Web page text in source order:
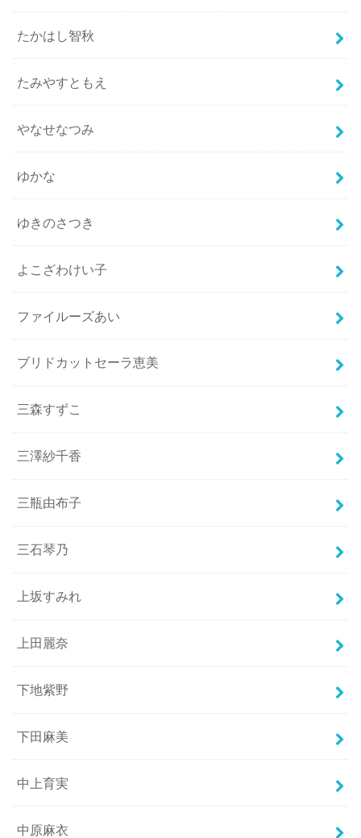
たかはし智秋
たみやすともえ
やなせなつみ
ゆかな
ゆきのさつき
よこざわけい子
ファイルーズあい
ブリドカットセーラ恵美
三森すずこ
三澤紗千香
三瓶由布子
三石琴乃
上坂すみれ
上田麗奈
下地紫野
下田麻美
中上育実
中原麻衣